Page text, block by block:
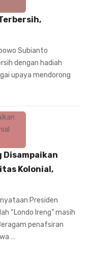
Subianto
dengan hadiah
upaya mendorong
Disampaikan
Kolonial,
Presiden
“Londo Ireng” masih
penafsiran
…